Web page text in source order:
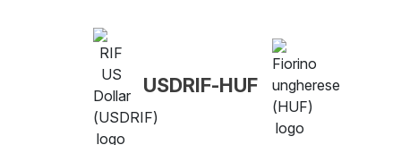
USDRIF-HUF